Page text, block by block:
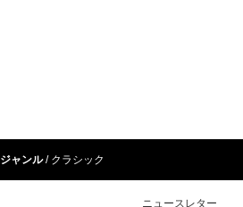
ジャンル クラシック
ニュースレター